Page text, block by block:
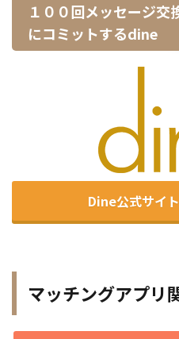
１００回メッセージ交
にコミットするdine
Dine公式サイ
マッチングアプリ